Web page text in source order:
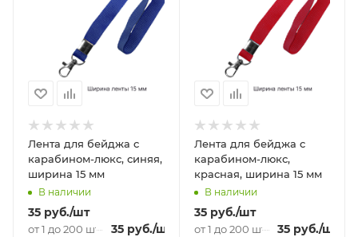
Лента для бейджа c
карабином-люкс, синяя,
ширина 15 мм
В наличии
35 руб./шт
от 1 до 200 шт 35 руб./шт
Лента для бейджа c
карабином-люкс,
красная, ширина 15 мм
В наличии
35руб./шт
от 1 до 200 шт 35руб./шт